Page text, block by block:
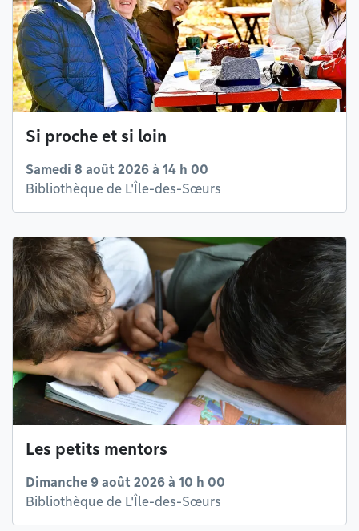
Si proche et si loin
Samedi 8 août 2026 à 14 h 00
Bibliothèque de L'Île-des-Sœurs
Les petits mentors
Dimanche 9 août 2026 à 10 h 00
Bibliothèque de L'Île-des-Sœurs